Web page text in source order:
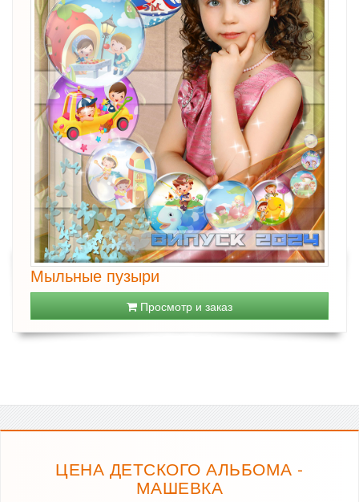
Мыльные пузыри
Просмотр и заказ
ЦЕНА ДЕТСКОГО АЛЬБОМА -
МАШЕВКА